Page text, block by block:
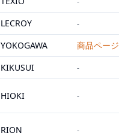
LECROY -
YOKOGAWA 商品ページ
KIKUSUI -
HIOKI -
RION -